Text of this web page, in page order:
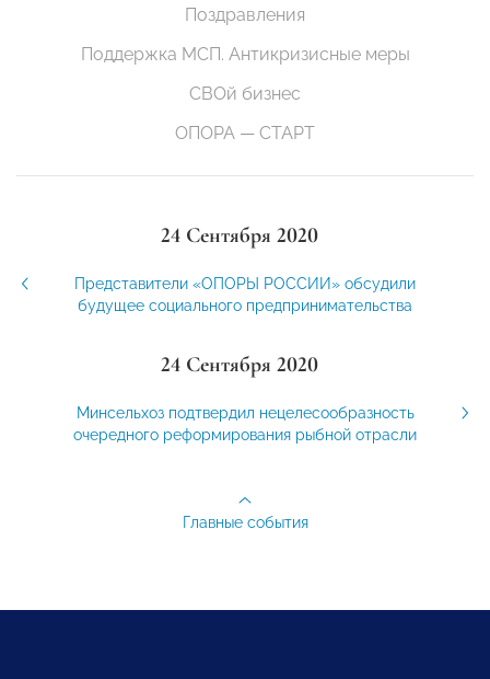
Поздравления
Поддержка МСП. Антикризисные меры
СВОй бизнес
ОПОРА — СТАРТ
24 Сентября 2020
Представители «ОПОРЫ РОССИИ» обсудили
будущее социального предпринимательства
24 Сентября 2020
Минсельхоз подтвердил нецелесообразность
очередного реформирования рыбной отрасли
Главные события